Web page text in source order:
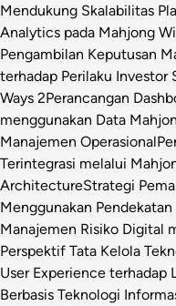
Mendukung Skalabilitas
Analytics pada Mahjong
Pengambilan Keputusan
terhadap Perilaku Investor
Ways 2Perancangan
menggunakan Data
Manajemen Operasional
Terintegrasi melalui
ArchitectureStrategi
Menggunakan
Manajemen Risiko Digital
Perspektif Tata Kelola
User Experience terhadap
Berbasis Teknologi